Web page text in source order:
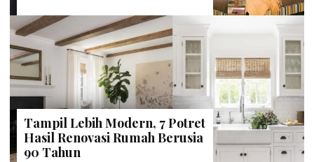
Tampil Lebih Modern, 7 Potret
Hasil Renovasi Rumah Berusia
90 Tahun